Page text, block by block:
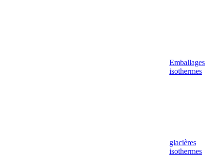
Emballages
isothermes
glacières
isothermes